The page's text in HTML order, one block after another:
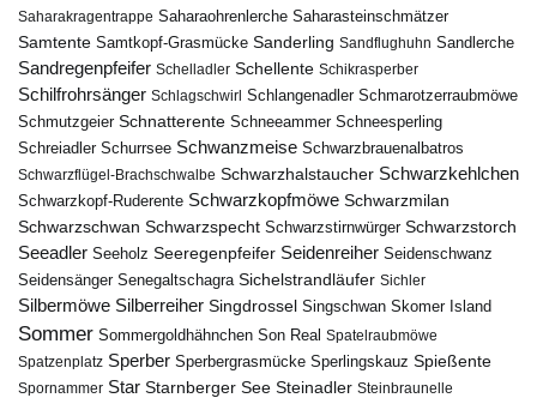
Saharakragentrappe Saharaohrenlerche Saharasteinschmätzer
Samtente Samtkopf-Grasmücke Sanderling Sandflughuhn Sandlerche
Sandregenpfeifer Schelladler Schellente Schikrasperber
Schilfrohrsänger Schlagschwirl Schlangenadler Schmarotzerraubmöwe
Schmutzgeier Schnatterente Schneeammer Schneesperling
Schreiadler Schurrsee Schwanzmeise Schwarzbrauenalbatros
Schwarzflügel-Brachschwalbe Schwarzhalstaucher Schwarzkehlchen
Schwarzkopf-Ruderente Schwarzkopfmöwe Schwarzmilan
Schwarzschwan Schwarzspecht Schwarzstirnwürger Schwarzstorch
Seeadler Seeholz Seeregenpfeifer Seidenreiher Seidenschwanz
Seidensänger Senegaltschagra Sichelstrandläufer Sichler
Silbermöwe Silberreiher Singdrossel Singschwan Skomer Island
Sommer Sommergoldhähnchen Son Real Spatelraubmöwe
Spatzenplatz Sperber Sperbergrasmücke Sperlingskauz Spießente
Spornammer Star Starnberger See Steinadler Steinbraunelle